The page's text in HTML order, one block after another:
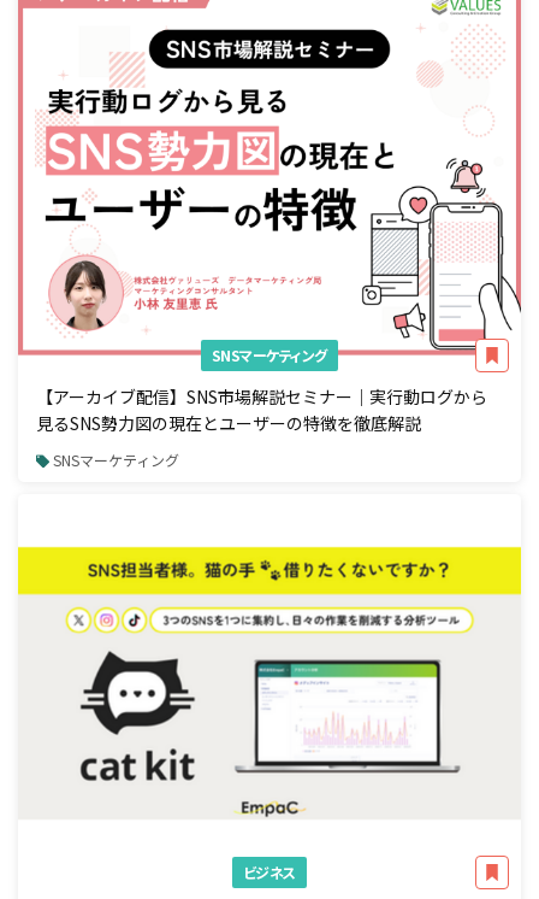
SNSマーケティング
【アーカイブ配信】SNS市場解説セミナー｜実行動ログから
見るSNS勢力図の現在とユーザーの特徴を徹底解説
SNSマーケティング
ビジネス